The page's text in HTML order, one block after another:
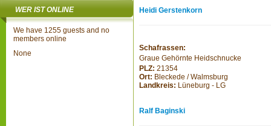
WER IST ONLINE
We have 1255 guests and no
members online
None
Heidi Gerstenkorn
Schafrassen:
Graue Gehörnte Heidschnucke
PLZ: 21354
Ort: Bleckede / Walmsburg
Landkreis: Lüneburg - LG
Ralf Baginski